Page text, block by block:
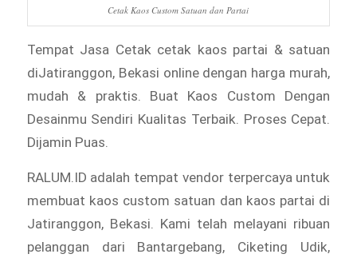
Cetak Kaos Custom Satuan dan Partai
Tempat Jasa Cetak cetak kaos partai & satuan
diJatiranggon, Bekasi online dengan harga murah,
mudah & praktis. Buat Kaos Custom Dengan
Desainmu Sendiri Kualitas Terbaik. Proses Cepat.
Dijamin Puas.
RALUM.ID adalah tempat vendor terpercaya untuk
membuat kaos custom satuan dan kaos partai di
Jatiranggon, Bekasi. Kami telah melayani ribuan
pelanggan dari Bantargebang, Ciketing Udik,